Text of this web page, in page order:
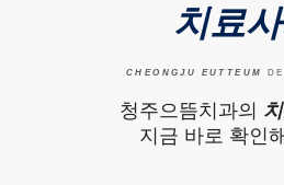
치료
CHEONGJU EUTTEUM
청주으뜸치과의
지금 바로 확인